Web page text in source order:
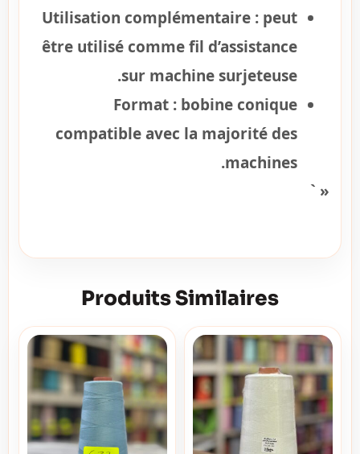
Utilisation complémentaire : peut
être utilisé comme fil d’assistance
sur machine surjeteuse.
Format : bobine conique
compatible avec la majorité des
machines.
« `
Produits Similaires